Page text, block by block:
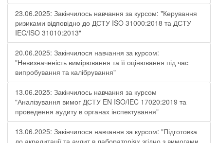
23.06.2025: Закінчилось навчання за курсом: "Керування
ризиками відповідно до ДСТУ ISO 31000:2018 та ДСТУ
IEC/ISO 31010:2013"
20.06.2025: Закінчилося навчання за курсом:
"Невизначеність вимірювання та її оцінювання під час
випробування та калібрування"
13.06.2025: Закінчилось навчання за курсом
"Аналізування вимог ДСТУ EN ISO/IEC 17020:2019 та
проведення аудиту в органах інспектування"
13.06.2025: Закінчилося навчання за курсом: "Підготовка
до акредитації та аудит в лабораторіях згідно з вимогами